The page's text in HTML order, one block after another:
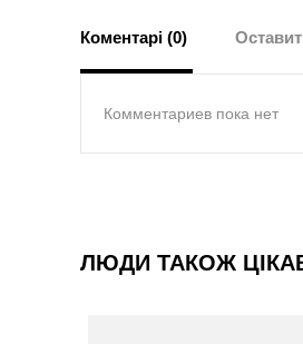
Коментарі (0)
Комментариев пока нет
ЛЮДИ ТАКОЖ